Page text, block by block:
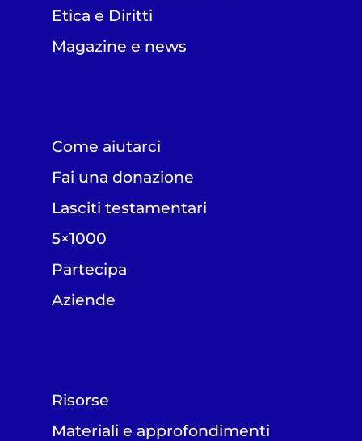
Etica e Diritti
Magazine e news
Come aiutarci
Fai una donazione
Lasciti testamentari
5×1000
Partecipa
Aziende
Risorse
Materiali e approfondimenti